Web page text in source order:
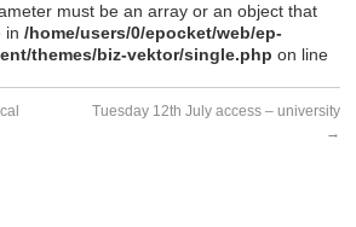
must be an array or an object that
in/home/users/0/epocket/web/ep-
themes/biz-vektor/single.php on line
Tuesday 12th July access – university
→